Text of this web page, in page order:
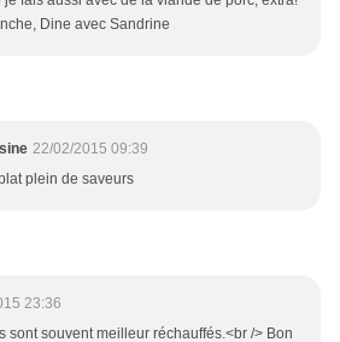
Dine avec Sandrine
22/02/2015 09:39
plein de saveurs
23:36
sont souvent meilleur réchauffés.<br /> Bon